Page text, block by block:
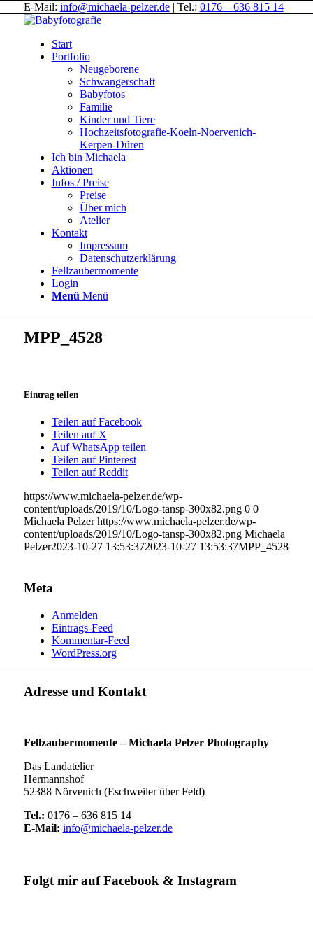
E-Mail: info@michaela-pelzer.de| Tel.: 0176 – 636 815 14
Start
Portfolio
Neugeborene
Schwangerschaft
Babyfotos
Familie
Kinder und Tiere
Hochzeitsfotografie-Koeln-Noervenich-
Kerpen-Düren
Ich bin Michaela
Aktionen
Infos / Preise
Preise
Über mich
Atelier
Kontakt
Impressum
Datenschutzerklärung
Fellzaubermomente
Login
Menü Menü
MPP_4528
Eintrag teilen
Teilen auf Facebook
Teilen auf X
Auf WhatsApp teilen
Teilen auf Pinterest
Teilen auf Reddit
https://www.michaela-pelzer.de/wp-
content/uploads/2019/10/Logo-tansp-300x82.png 0 0
Michaela Pelzer https://www.michaela-pelzer.de/wp-
content/uploads/2019/10/Logo-tansp-300x82.png Michaela
Pelzer2023-10-27 13:53:372023-10-27 13:53:37MPP_4528
Meta
Anmelden
Eintrags-Feed
Kommentar-Feed
WordPress.org
Adresse und Kontakt
Fellzaubermomente –Michaela Pelzer Photography
Das Landatelier
Hermannshof
52388 Nörvenich (Eschweiler über Feld)
Tel.: 0176 – 636 815 14
E-Mail: info@michaela-pelzer.de
Folgt mir auf Facebook & Instagram